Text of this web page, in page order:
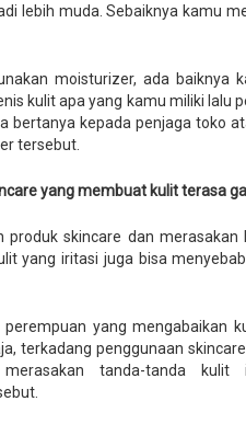
lebih muda. Sebaiknya kamu
moisturizer, ada baiknya
kulit apa yang kamu miliki
bertanya kepada penjaga toko
tersebut.
yang membuat kulit terasa
produk skincare dan
yang iritasi juga bisa
perempuan yang mengabaikan
terkadang penggunaan
tanda-tanda